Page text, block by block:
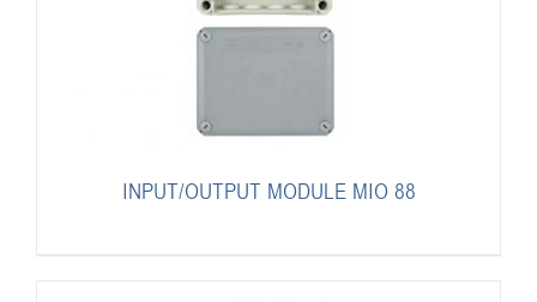
INPUT/OUTPUT MODULE MIO 88